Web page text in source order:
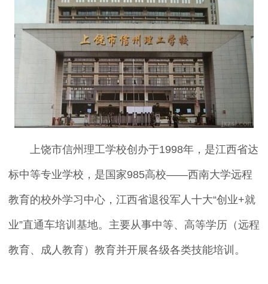
上饶市信州理工学校创办于1998年，是江西省达
标中等专业学校，是国家985高校——西南大学远程
教育的校外学习中心，江西省退役军人十大“创业+就
业”直通车培训基地。主要从事中等、高等学历（远程
教育、成人教育）教育并开展各级各类技能培训。